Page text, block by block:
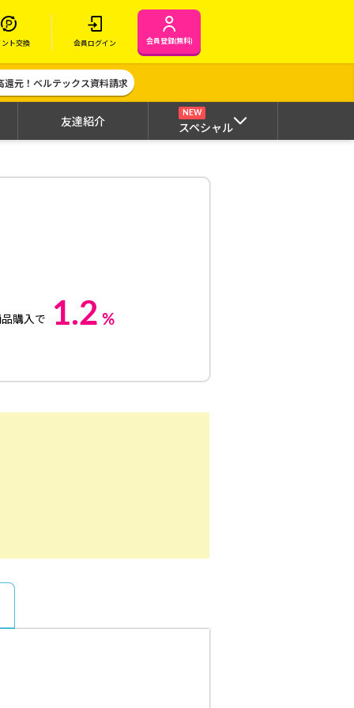
ント交換 会員ログイン 会員登録(無料)
還元！ベルテックス資料請求
友達紹介
NEW
スペシャル
購入で 1.2 %